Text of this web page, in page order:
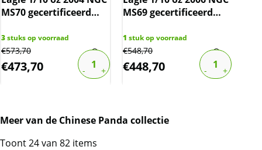
MS70 gecertificeerd
3stuks op voorraad
€573,70
€473,70
MS69 gecertificeerd
1 stuk op voorraad
€548,70
€448,70
Meer van de Chinese Panda collectie
Toont 24 van 82 items